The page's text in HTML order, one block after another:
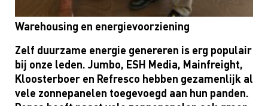
Warehousing en energievoorziening
Zelf duurzame energie genereren is erg populair
bij onze leden. Jumbo, ESH Media, Mainfreight,
Kloosterboer en Refresco hebben gezamenlijk al
vele zonnepanelen toegevoegd aan hun panden.